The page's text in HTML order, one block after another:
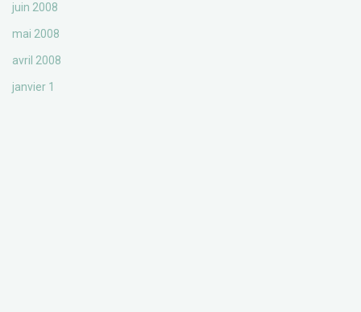
juin 2008
mai 2008
avril 2008
janvier 1